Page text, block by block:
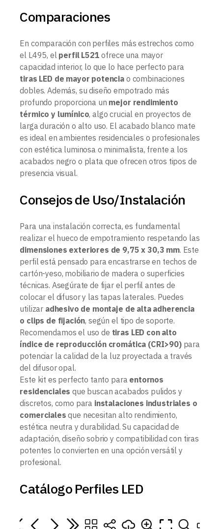
Comparaciones
En comparación con perfiles más estrechos como
el L495, el perfil L521 ofrece una mayor
capacidad interior, lo que lo hace perfecto para
tiras LED de mayor potencia o combinaciones
dobles. Además, su diseño empotrado más
profundo proporciona un mejor rendimiento
térmico y lumínico, algo crucial en proyectos de
larga duración o alto uso. El acabado blanco mate
es ideal en ambientes residenciales o profesionales
con estética luminosa o minimalista, frente a los
acabados negro o plata que ofrecen otros tipos de
presencia visual.
Consejos de Uso/Instalación
Para una instalación correcta, es fundamental
realizar el hueco de empotramiento respetando las
dimensiones exteriores de 9,75 x 30,3 mm. Este
perfil está pensado para encastrarse en techos de
cartón-yeso, mobiliario de madera o superficies
técnicas. Asegúrate de fijar el perfil antes de
colocar el difusor y las tapas laterales. Puedes
utilizar adhesivo de montaje de alta adherencia
o clips de fijación, según el tipo de soporte.
Recomendamos el uso de tiras LED con alto
índice de reproducción cromática (CRI>90)para
potenciar la calidad de la luz proyectada a través
del difusor opal.
Este kit es perfecto tanto para entornos
residenciales que buscan acabados pulidos y
discretos, como para instalaciones industriales o
comerciales que necesitan alto rendimiento,
estética neutra y durabilidad. Su capacidad de
adaptación, diseño sobrio y compatibilidad con tiras
potentes lo convierten en una opción versátil y
profesional.
Catálogo Perfiles LED